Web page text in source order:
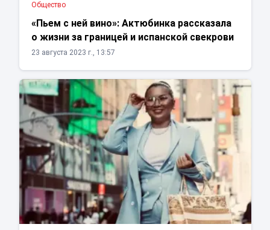
Общество
«Пьем с ней вино»: Актюбинка рассказала
о жизни за границей и испанской свекрови
23 августа 2023 г., 13:57